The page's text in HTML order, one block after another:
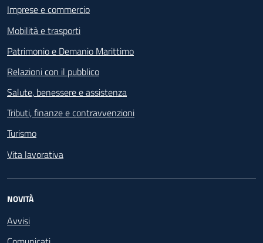
Imprese e commercio
Mobilità e trasporti
Patrimonio e Demanio Marittimo
Relazioni con il pubblico
Salute, benessere e assistenza
Tributi, finanze e contravvenzioni
Turismo
Vita lavorativa
NOVITÀ
Avvisi